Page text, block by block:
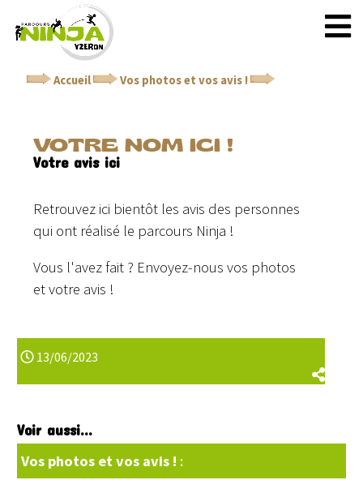
Accueil Vos photos et vos avis !
VOTRE NOM ICI !
Votre avis ici
Retrouvez ici bientôt les avis des personnes
qui ont réalisé le parcours Ninja !
Vous l'avez fait ? Envoyez-nous vos photos
et votre avis !
13/06/2023
Voir aussi...
Vos photos et vos avis ! :